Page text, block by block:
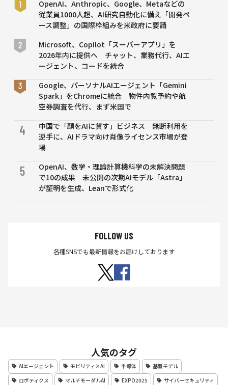
OpenAI、Anthropic、Google、Metaなどの
従業員1000人超、AI研究自動化に備え「開発ペ
ース調整」の国際枠組みを米政府に要請
Microsoft、Copilot「スーパーアプリ」を
2026年内に提供へ チャット、業務代行、AIエ
ージェント、コードを統合
Google、パーソナルAIエージェント「Gemini
Spark」をChromeに統合 物件内覧予約や航
空券調査を代行、まず米国で
4
中国で「顔をAIに貸す」ビジネス 無断利用を
逆手に、AIドラマ向け肖像ライセンス市場が登
場
5
OpenAI、数学・理論計算機科学の未解決問題
で10の成果 未公開の次期AIモデル「Astra」
が証明を生成、Leanで形式化
FOLLOW US
各種SNSでも最新情報をお届けしております
人気のタグ
AIエージェント モビリティ×AI 半導体
基盤モデル
ロボティクス
マルチモーダルAI EXPO2025 サイバーセキュリティ